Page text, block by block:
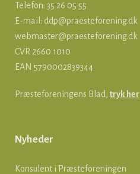
Telefon: 35 26 05 55
E-mail: ddp@praesteforening.dk
webmaster@praesteforening.dk
CVR 2660 1010
EAN 5790002839344
Præsteforeningens Blad, tryk her
Nyheder
Konsulent i Præsteforeningen